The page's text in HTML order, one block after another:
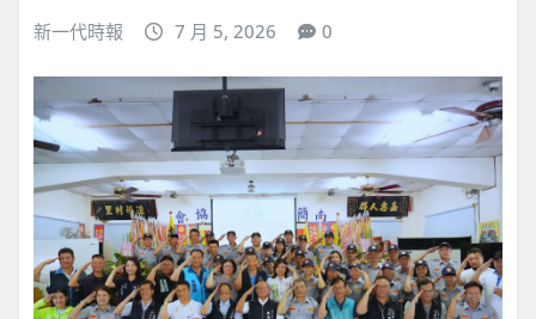
新一代時報 7 月 5, 2026 0